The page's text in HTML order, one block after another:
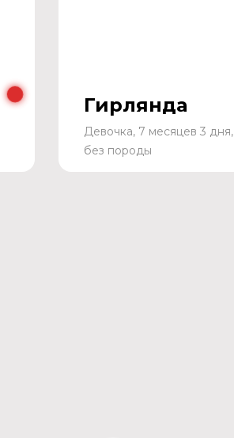
Гирлянда
Девочка, 7 месяцев 3 дня,
без породы